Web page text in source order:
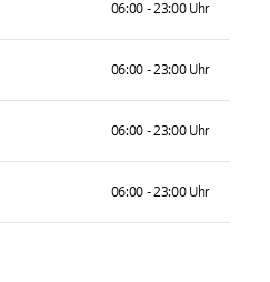
06:00 - 23:00 Uhr
06:00 - 23:00 Uhr
06:00 - 23:00 Uhr
06:00 - 23:00 Uhr